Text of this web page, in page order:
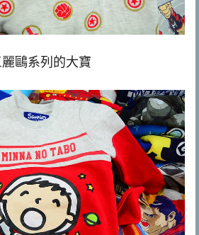
麗鷗系列的大寶